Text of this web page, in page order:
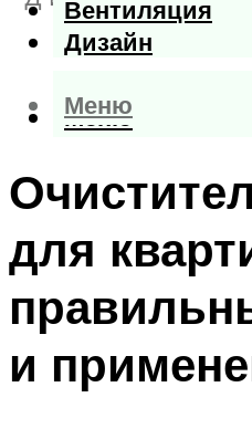
Вентиляция
Дизайн
Меню
Меню
для
и